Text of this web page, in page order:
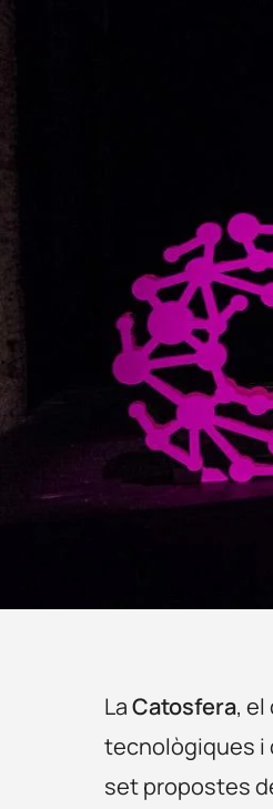
LaCatosfera,
tecnològiques i
set propostes